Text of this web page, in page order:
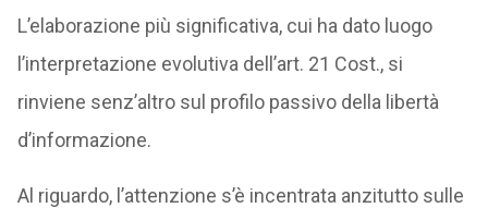
L’elaborazione più significativa, cui ha dato luogo
l’interpretazione evolutiva dell’art. 21 Cost., si
rinviene senz’altro sul profilo passivo della libertà
d’informazione.
Al riguardo, l’attenzione s’è incentrata anzitutto sulle